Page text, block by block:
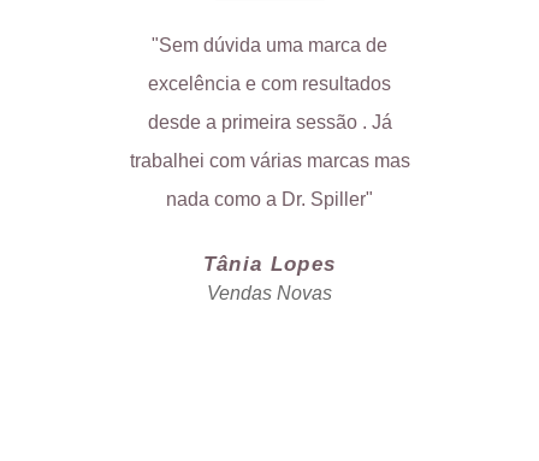
"Sem dúvida uma marca de
excelência e com resultados
desde a primeira sessão . Já
trabalhei com várias marcas mas
nada como a Dr. Spiller"
Tânia Lopes
Vendas Novas